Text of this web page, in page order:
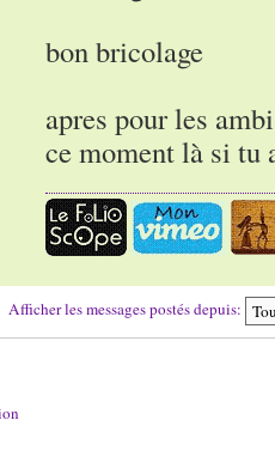
bon bricolage
apres pour les
ce moment là si tu
Afficher les messages postés depuis: